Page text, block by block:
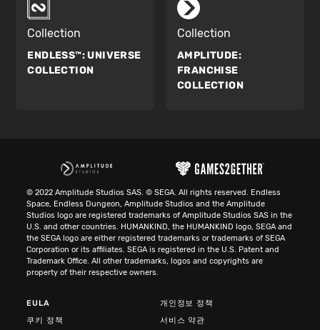
Collection
ENDLESS™: UNIVERSE
COLLECTION
Collection
AMPLITUDE:
FRANCHISE
COLLECTION
© 2022 Amplitude Studios SAS. © SEGA. All rights reserved. Endless
Space, Endless Dungeon, Amplitude Studios and the Amplitude
Studios logo are registered trademarks of Amplitude Studios SAS in the
U.S. and other countries. HUMANKIND, the HUMANKIND logo, SEGA and
the SEGA logo are either registered trademarks or trademarks of SEGA
Corporation or its affiliates. SEGA is registered in the U.S. Patent and
Trademark Office. All other trademarks, logos and copyrights are
property of their respective owners.
EULA
개인정보 정책
쿠키 정책
서비스 약관